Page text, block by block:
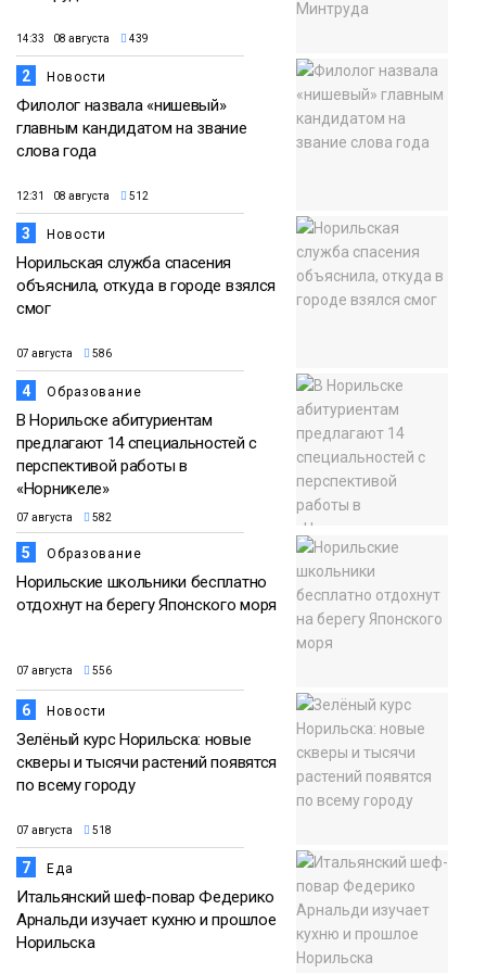
14:33 08 августа 439
2 Новости
Филолог назвала «нишевый»
главным кандидатом на звание
слова года
12:31 08 августа 512
3 Новости
Норильская служба спасения
объяснила, откуда в городе взялся
смог
07 августа 586
4 Образование
В Норильске абитуриентам
предлагают 14 специальностей с
перспективой работы в
«Норникеле»
07 августа 582
5 Образование
Норильские школьники бесплатно
отдохнут на берегу Японского моря
07 августа 556
6 Новости
Зелёный курс Норильска: новые
скверы и тысячи растений появятся
по всему городу
07 августа 518
7 Еда
Итальянский шеф-повар Федерико
Арнальди изучает кухню и прошлое
Норильска